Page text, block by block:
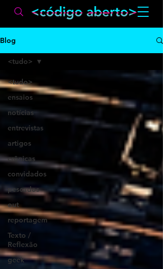
Blog
<tudo>
ensaios
notícias
entrevistas
artigos
crônicas
convidados
pescados
out
reportagem
Texto /
Reflexão
geek
<tudo>